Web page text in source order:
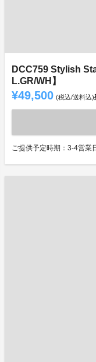
DCC759 Stylish
L.GR/WH】
¥49,500 (税込/送料込)
ご提供予定時期：3-4営業